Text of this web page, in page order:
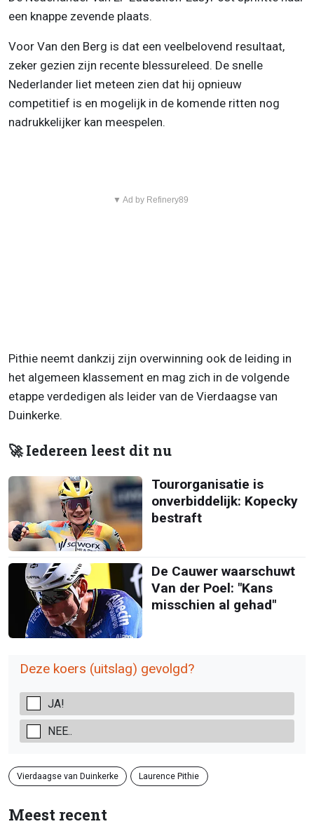
een knappe zevende plaats.
Voor Van den Berg is dat een veelbelovend resultaat,
zeker gezien zijn recente blessureleed. De snelle
Nederlander liet meteen zien dat hij opnieuw
competitief is en mogelijk in de komende ritten nog
nadrukkelijker kan meespelen.
▼ Ad by Refinery89
Pithie neemt dankzij zijn overwinning ook de leiding in
het algemeen klassement en mag zich in de volgende
etappe verdedigen als leider van de Vierdaagse van
Duinkerke.
🚀 Iedereen leest dit nu
Tourorganisatie is
onverbiddelijk: Kopecky
bestraft
De Cauwer waarschuwt
Van der Poel: "Kans
misschien al gehad"
Deze koers (uitslag) gevolgd?
JA!
NEE..
Vierdaagse van Duinkerke Laurence Pithie
Meest recent